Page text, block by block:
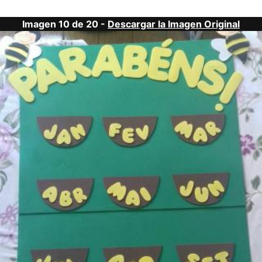
Imagen 10 de 20 - Descargar la Imagen Original